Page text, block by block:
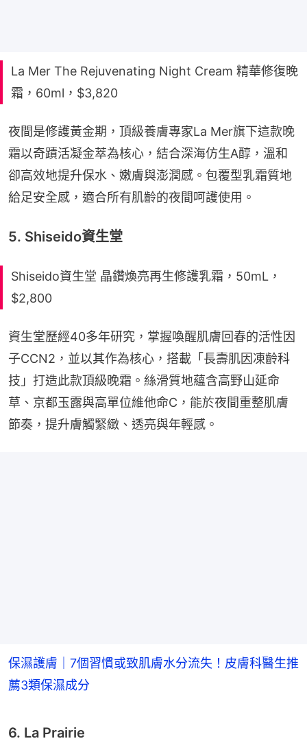
La Mer The Rejuvenating Night Cream 精華修復晚
霜，60ml，$3,820
夜間是修護黃金期，頂級養膚專家La Mer旗下這款晚
霜以奇蹟活凝金萃為核心，結合深海仿生A醇，溫和
卻高效地提升保水、嫩膚與澎潤感。包覆型乳霜質地
給足安全感，適合所有肌齡的夜間呵護使用。
5. Shiseido資生堂
Shiseido資生堂 晶鑽煥亮再生修護乳霜，50mL，
$2,800
資生堂歷經40多年研究，掌握喚醒肌膚回春的活性因
子CCN2，並以其作為核心，搭載「長壽肌因凍齡科
技」打造此款頂級晚霜。絲滑質地蘊含高野山延命
草、京都玉露與高單位維他命C，能於夜間重整肌膚
節奏，提升膚觸緊緻、透亮與年輕感。
保濕護膚｜7個習慣或致肌膚水分流失！皮膚科醫生推
薦3類保濕成分
6. La Prairie